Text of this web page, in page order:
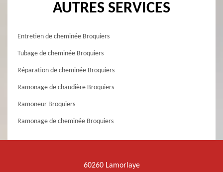
AUTRES SERVICES
Entretien de cheminée Broquiers
Tubage de cheminée Broquiers
Réparation de cheminée Broquiers
Ramonage de chaudière Broquiers
Ramoneur Broquiers
Ramonage de cheminée Broquiers
60260 Lamorlaye